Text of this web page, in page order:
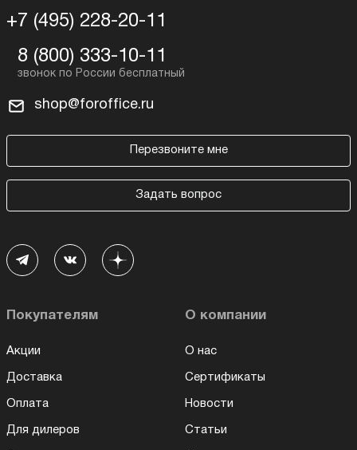
+7 (495) 228-20-11
8 (800) 333-10-11
shop@foroffice.ru
Перезвоните мне
Задать вопрос
Покупателям
Акции
Доставка
Оплата
Для дилеров
О компании
О нас
Сертификаты
Новости
Статьи